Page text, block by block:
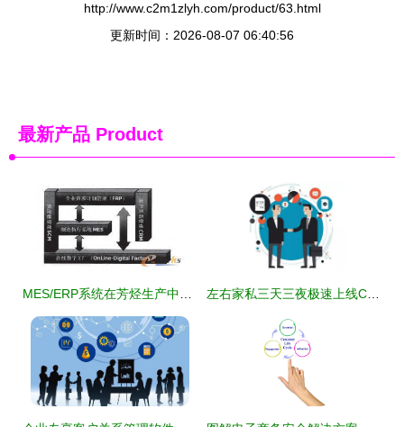
http://www.c2m1zlyh.com/product/63.html
更新时间：2026-08-07 06:40:56
最新产品 Product